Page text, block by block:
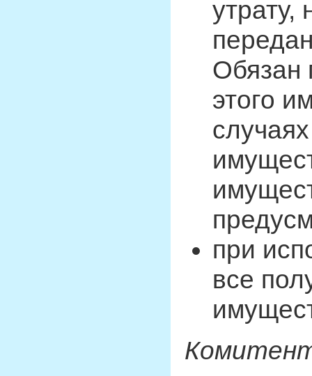
утрату,
Обязан
этого
при
все